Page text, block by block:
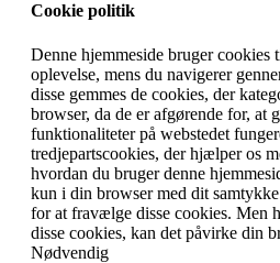
Cookie politik
Denne hjemmeside bruger cookies
oplevelse, mens du navigerer
disse gemmes de cookies, der
browser, da de er afgørende for, at
funktionaliteter på webstedet
tredjepartscookies, der hjælper os
hvordan du bruger denne
kun i din browser med dit
for at fravælge disse cookies. Men
disse cookies, kan det påvirke din
Nødvendig